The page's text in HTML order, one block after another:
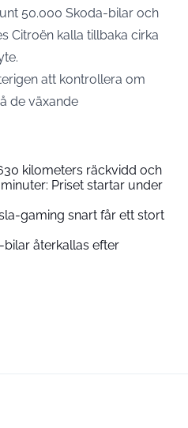
50.000 Skoda-bilar och
Citroën kalla tillbaka cirka
att kontrollera om
de växande
kilometers räckvidd och
Priset startar under
gaming snart får ett stort
återkallas efter